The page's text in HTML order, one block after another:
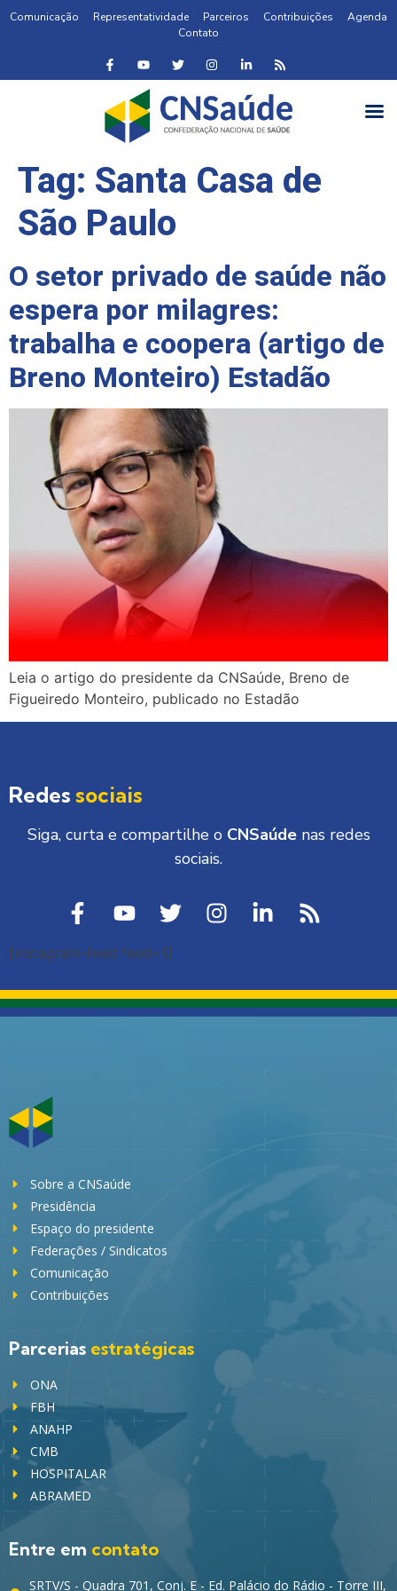
Comunicação Representatividade Parceiros Contribuições
Agenda
Contato
Tag: Santa Casa de
São Paulo
O setor privado de saúde não
espera por milagres:
trabalha e coopera (artigo de
Breno Monteiro) Estadão
Leia o artigo do presidente da CNSaúde, Breno de
Figueiredo Monteiro, publicado no Estadão
Redes sociais
Siga, curta e compartilhe o CNSaúdenas redes
sociais.
[instagram-feed feed=1]
Sobre a CNSaúde
Presidência
Espaço do presidente
Federações / Sindicatos
Comunicação
Contribuições
Parcerias estratégicas
ONA
FBH
ANAHP
CMB
HOSPITALAR
ABRAMED
Entre em contato
SRTV/S - Quadra 701, Conj. E - Ed. Palácio do Rádio - Torre III,